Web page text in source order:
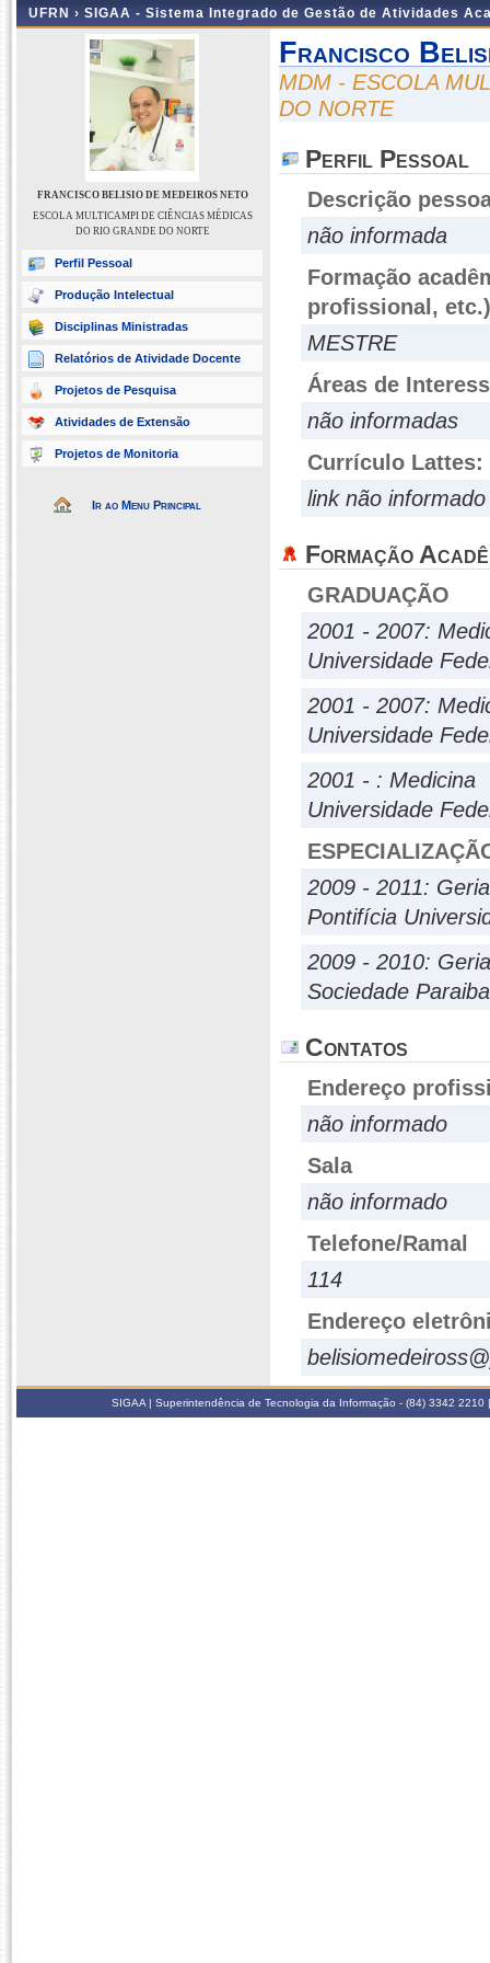
UFRN › SIGAA - Sistema Integrado de Gestão de Atividades
FRANCISCO BELISIO DE MEDEIROS NETO
ESCOLA MULTICAMPI DE CIÊNCIAS MÉDICAS
DO RIO GRANDE DO NORTE
Perfil Pessoal
Produção Intelectual
Disciplinas Ministradas
Relatórios de Atividade Docente
Projetos de Pesquisa
Atividades de Extensão
Projetos de Monitoria
Ir ao Menu Principal
Francisco
MDM - ESCOLA
DO NORTE
Perfil Pessoal
Descrição
não informada
Formação
profissional, etc.)
MESTRE
Áreas de
não informadas
Currículo Lattes:
link não informado
Formação
GRADUAÇÃO
2001 - 2007:
Universidade
2001 - 2007:
Universidade
2001 - : Medicina
Universidade
2009 - 2011:
Pontifícia
2009 - 2010:
Sociedade
Contatos
Endereço
não informado
Sala
não informado
Telefone/Ramal
114
Endereço
SIGAA | Superintendência de Tecnologia da Informação - (84) 3342